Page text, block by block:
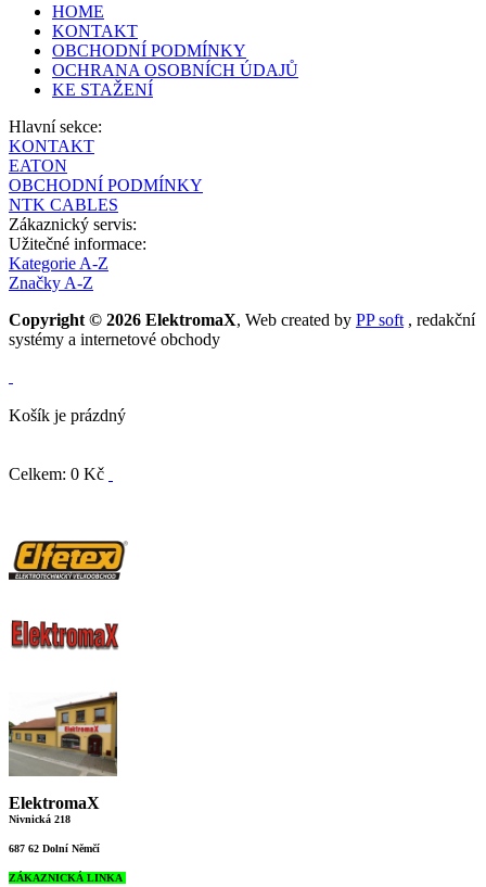
HOME
KONTAKT
OBCHODNÍ PODMÍNKY
OCHRANA OSOBNÍCH ÚDAJŮ
KE STAŽENÍ
Hlavní sekce:
KONTAKT
EATON
OBCHODNÍ PODMÍNKY
NTK CABLES
Zákaznický servis:
Užitečné informace:
Kategorie A-Z
Značky A-Z
Copyright © 2026 ElektromaX, Web created by PP soft , redakční
systémy a internetové obchody
Košík je prázdný
Celkem: 0 Kč
ElektromaX
Nivnická 218
687 62 Dolní Němčí
ZÁKAZNICKÁ LINKA